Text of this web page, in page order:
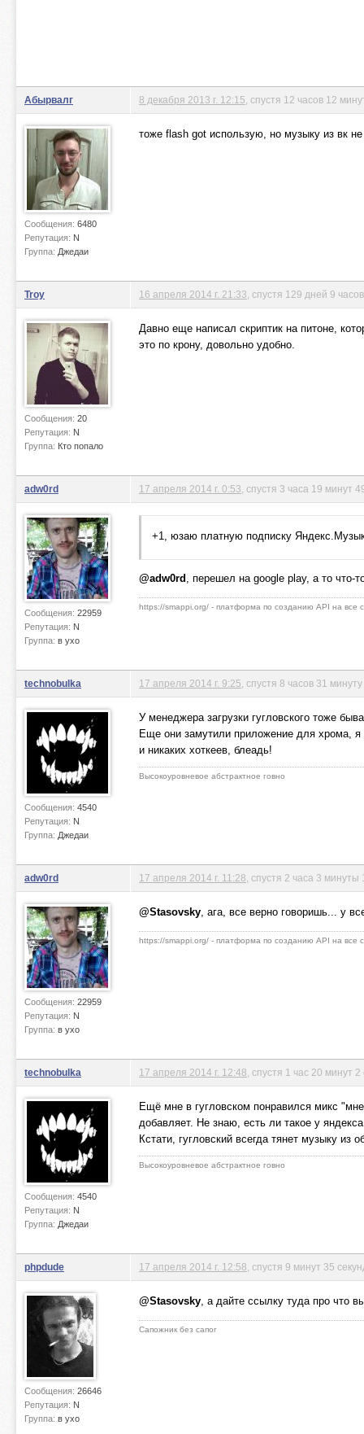
Абырвалг
Сообщения: 6480
Репутация: N
Группа: Джедаи
8 декабря 2013 г. 12:15 , спустя 12 часов 12
тоже flash got использую, но музыку из вк
Trоy
Сообщения: 20
Репутация: N
Группа: Кто попало
16 апреля 2014 г. 21:33 , спустя 129 дней 9
Давно еще написал скриптик на питоне,
это по крону, довольно удобно.
adw0rd
Сообщения: 22959
Репутация: N
Группа: в ухо
17 апреля 2014 г. 0:53 , спустя 3 часа 19 минут
+1, юзаю платную подписку
@adw0rd , перешел на google play, а то что-
https://smappi.org/ - платформа по созданию API на все
technobulka
Сообщения: 4540
Репутация: N
Группа: Джедаи
17 апреля 2014 г. 9:25 , спустя 8 часов 31
У менеджера загрузки гугловского тоже
Еще они замутили приложение для хрома, я
и никаких хоткеев, блеадь!
Высокоуровневое абстрактное говно
adw0rd
Сообщения: 22959
Репутация: N
Группа: в ухо
17 апреля 2014 г. 11:28 , спустя 2 часа 3 минуты
@Stasovsky, ага, все верно говоришь... у
https://smappi.org/ - платформа по созданию API на все
technobulka
Сообщения: 4540
Репутация: N
Группа: Джедаи
17 апреля 2014 г. 12:48 , спустя 1 час 20 минут
Ещё мне в гугловском понравился микс
добавляет. Не знаю, есть ли такое у
Кстати, гугловский всегда тянет музыку
Высокоуровневое абстрактное говно
phpdude
Сообщения: 26646
Репутация: N
Группа: в ухо
17 апреля 2014 г. 12:58 , спустя 9 минут 35
@Stasovsky, а дайте ссылку туда про что
Сапожник без сапог